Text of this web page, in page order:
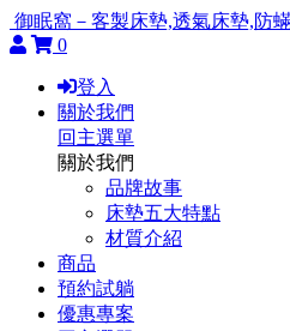
御眠窩－客製床墊,透氣床墊,防
0
登入
關於我們
回主選單
關於我們
品牌故事
床墊五大特點
材質介紹
商品
預約試躺
優惠專案